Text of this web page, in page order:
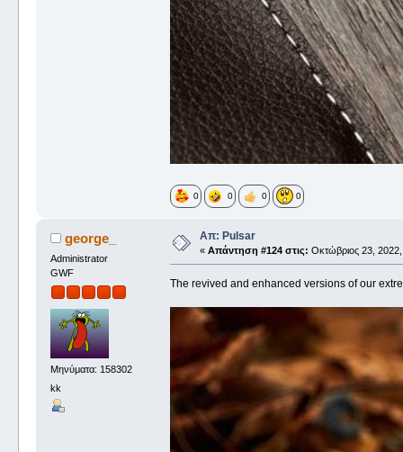
0 0 0 0
george_
Administrator
GWF
Μηνύματα: 158302
kk
Απ: Pulsar
« Απάντηση #124 στις: Οκτώβριος 23,
The revived and enhanced versions of our